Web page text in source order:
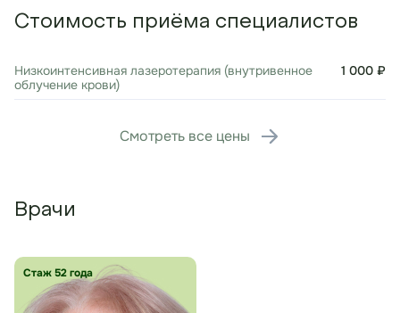
Стоимость приёма специалистов
Низкоинтенсивная лазеротерапия (внутривенное
облучение крови)
1 000 ₽
Смотреть все цены
Врачи
Стаж 52 года